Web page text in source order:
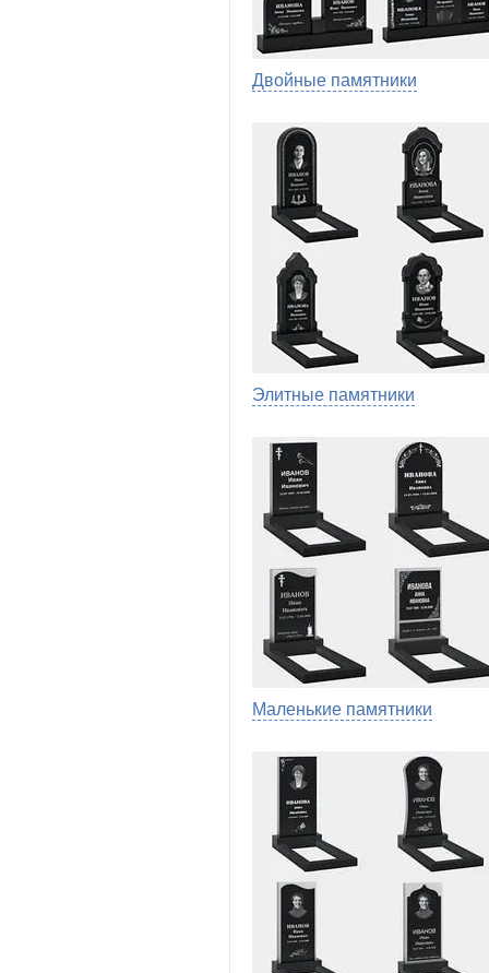
Двойные памятники
Элитные памятники
Маленькие памятники